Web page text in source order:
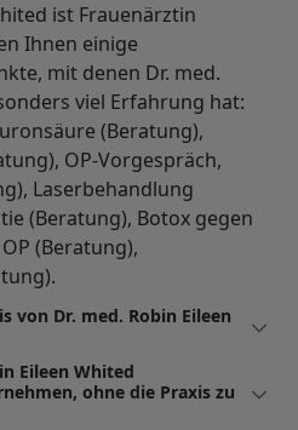
ist Frauenärztin
Ihnen einige
mit denen Dr. med.
viel Erfahrung hat:
(Beratung),
OP-Vorgespräch,
Laserbehandlung
(Beratung), Botox gegen
(Beratung),
von Dr. med. Robin Eileen
Eileen Whited
ohne die Praxis zu